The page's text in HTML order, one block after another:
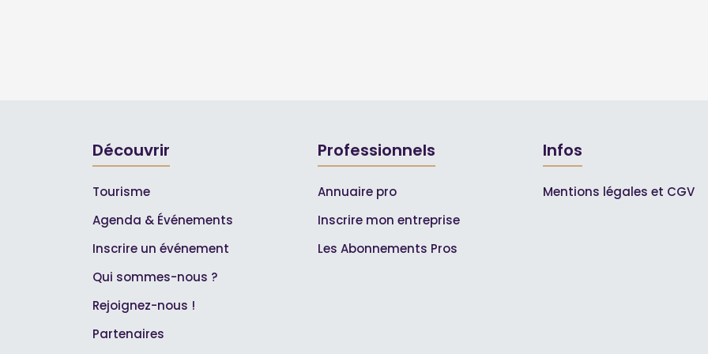
Découvrir
Tourisme
Agenda & Événements
Inscrire un événement
Qui sommes-nous ?
Rejoignez-nous !
Partenaires
Professionnels
Annuaire pro
Inscrire mon entreprise
Les Abonnements Pros
Infos
Mentions légales et CGV